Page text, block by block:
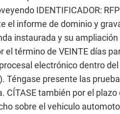
IDENTIFICADOR:
el informe de dominio y
instaurada y su
el término de VEINTE días
electrónico dentro
Téngase presente las
CÍTASE también por el
sobre el vehiculo